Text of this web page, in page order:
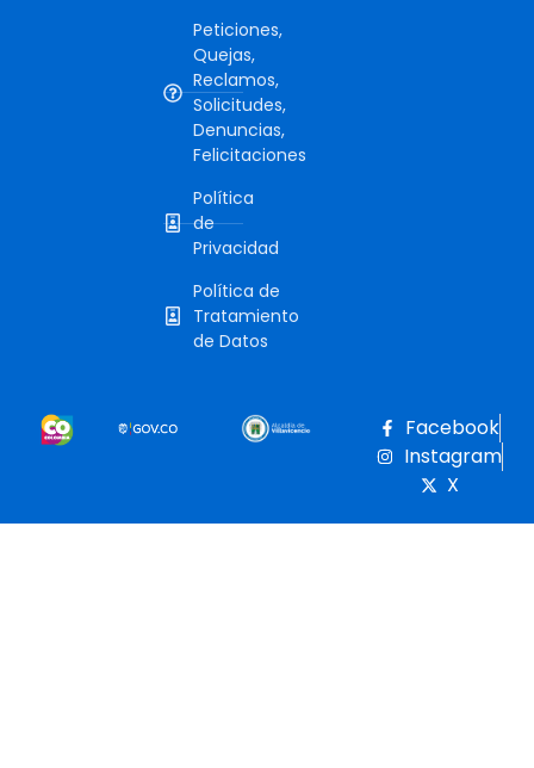
Peticiones,
Quejas,
Reclamos,
Solicitudes,
Denuncias,
Felicitaciones
Política
de
Privacidad
Política de
Tratamiento
de Datos
Facebook
Instagram
X